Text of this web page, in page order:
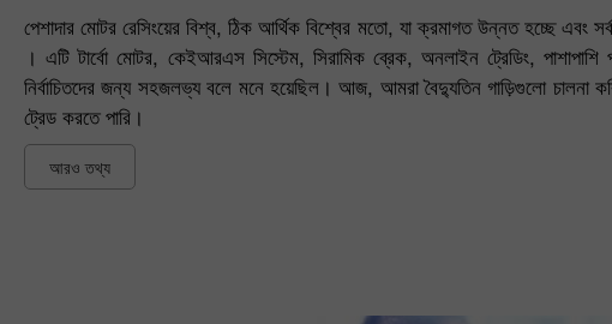
পেশাদার মোটর রেসিংয়ের বিশ্ব, ঠিক আর্থিক বিশ্বের মতো, যা ক্রমাগত উন্নত হচ্ছে এবং
। এটি টার্বো মোটর, কেইআরএস সিস্টেম, সিরামিক ব্রেক, অনলাইন ট্রেডিং,
নির্বাচিতদের জন্য সহজলভ্য বলে মনে হয়েছিল। আজ, আমরা বৈদ্যুতিন গাড়িগুলো চালনা
ট্রেড করতে পারি।
আরও তথ্য